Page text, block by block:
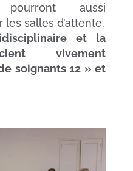
aussi
salles d’attente.
et la
vivement
soignants 12 » et